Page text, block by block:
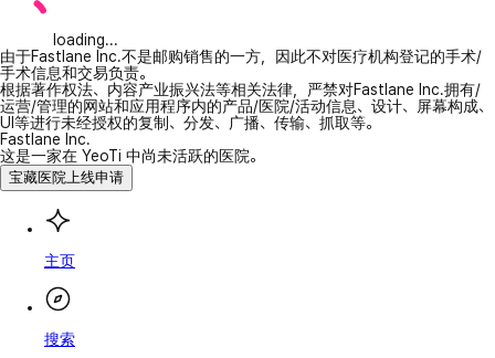
loading...
由于Fastlane Inc.不是邮购销售的一方，因此不对医疗机构登记的手术/
手术信息和交易负责。
根据著作权法、内容产业振兴法等相关法律，严禁对Fastlane Inc.拥有/
运营/管理的网站和应用程序内的产品/医院/活动信息、设计、屏幕构成、
UI等进行未经授权的复制、分发、广播、传输、抓取等。
Fastlane Inc.
这是一家在 YeoTi 中尚未活跃的医院。
宝藏医院上线申请
主页
搜索